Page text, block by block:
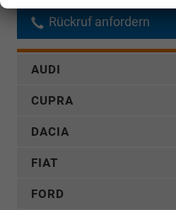
Rückruf anfordern
AUDI
CUPRA
DACIA
FIAT
FORD